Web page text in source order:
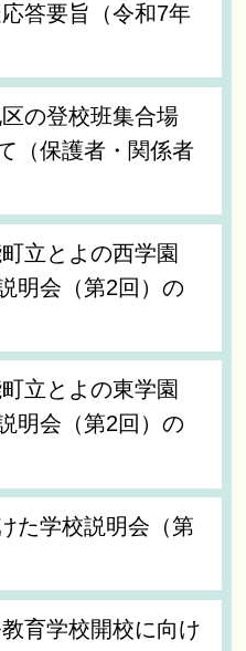
答要旨（令和7年
の登校班集合場
（保護者・関係者
立とよの西学園
明会（第2回）の
立とよの東学園
明会（第2回）の
た学校説明会（第
育学校開校に向け